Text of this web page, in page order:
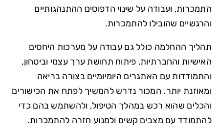
התמכרות, ועבודה על שינוי הדפוסים ההתנהגותיים
והרגשיים שהובילו להתמכרות.
תהליך ההחלמה כולל גם עבודה על מערכות היחסים
האישיות והחברתיות, פיתוח תחושת ערך עצמי וביטחון,
והתמודדות עם האתגרים היומיומיים בצורה בריאה
ומאוזנת יותר. המכור נדרש להמשיך לפתח את הכישורים
והכלים שהוא רכש במהלך הטיפול, ולהשתמש בהם כדי
להתמודד עם מצבים קשים ולמנוע חזרה להתמכרות.